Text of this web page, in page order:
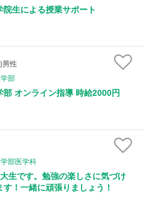
院生による授業サポート
男性
学部
部 オンライン指導 時給2000円
学部医学科
生です。勉強の楽しさに気づけ
す！一緒に頑張りましょう！